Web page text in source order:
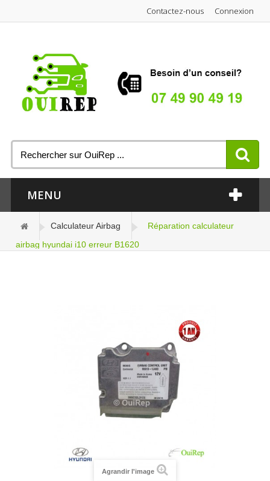
Connexion
Contactez-nous
MENU
Calculateur Airbag
Réparation calculateur
airbag hyundai i10 erreur B1620
Agrandir l'image